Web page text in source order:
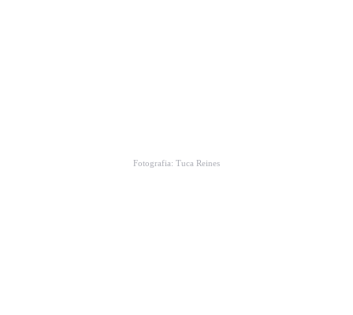
Fotografia: Tuca Reines